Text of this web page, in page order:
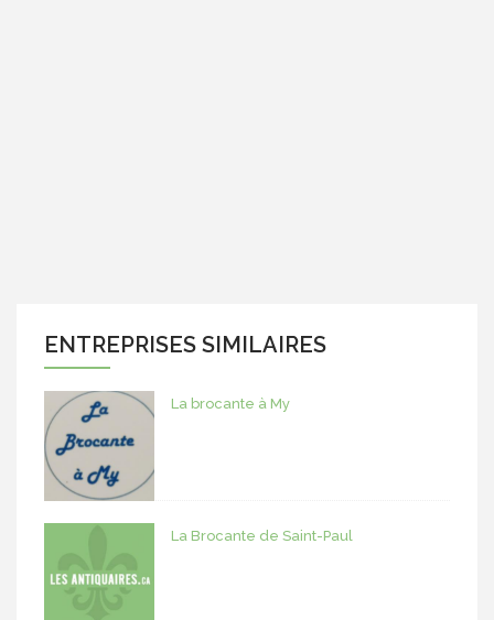
ENTREPRISES SIMILAIRES
La brocante à My
La Brocante de Saint-Paul